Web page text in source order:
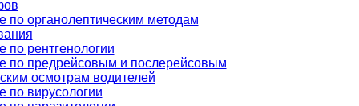
по органолептическим методам
по рентгенологии
по предрейсовым и послерейсовым
осмотрам водителей
по вирусологии